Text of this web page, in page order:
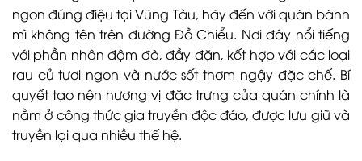
ngon đúng điệu tại Vũng Tàu, hãy đến với quán bánh
mì không tên trên đường Đồ Chiểu. Nơi đây nổi tiếng
với phần nhân đậm đà, đầy đặn, kết hợp với các loại
rau củ tươi ngon và nước sốt thơm ngậy đặc chế. Bí
quyết tạo nên hương vị đặc trưng của quán chính là
nằm ở công thức gia truyền độc đáo, được lưu giữ và
truyền lại qua nhiều thế hệ.